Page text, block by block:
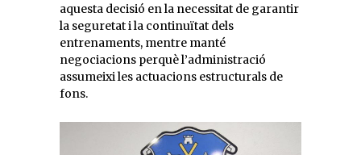
aquesta decisió en la necessitat de garantir
la seguretat i la continuïtat dels
entrenaments, mentre manté
negociacions perquè l’administració
assumeixi les actuacions estructurals de
fons.